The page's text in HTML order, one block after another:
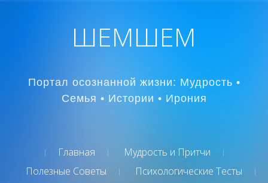
ШЕМШЕМ
Портал осознанной жизни: Мудрость •
Семья • Истории • Ирония
Главная
Мудрость и Притчи
Полезные Советы
Психологические Тесты